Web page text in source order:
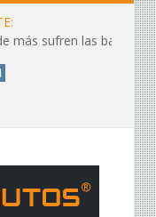
más sufren las baterías?
Instagram